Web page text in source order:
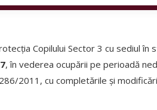
Copilului Sector 3 cu sediul
, în vederea ocupării pe perioadă
2011, cu completările și